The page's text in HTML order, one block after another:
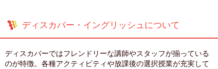
ディスカバー・イングリッシュについて
ディスカバーではフレンドリーな講師やスタッフが揃っている
のが特徴。各種アクティビティや放課後の選択授業が充実して